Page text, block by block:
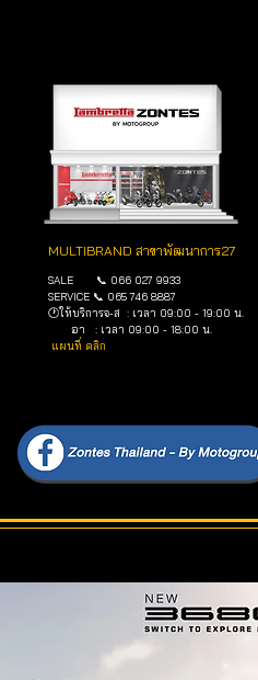
MULTIBRAND สาขาพัฒนาการ27
SALE 📞 066 027 9933
SERVICE 📞 065 746 8887
🕐ให้บริการจ-ส : เวลา 09:00 - 19:00 น.
อา : เวลา 09:00 - 18:00 น.
แผนที่ คลิก